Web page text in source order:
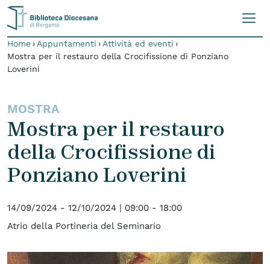
Skip to content
Home › Appuntamenti › Attività ed eventi ›
Mostra per il restauro della Crocifissione di Ponziano
Loverini
MOSTRA
Mostra per il restauro
della Crocifissione di
Ponziano Loverini
14/09/2024 - 12/10/2024 | 09:00 - 18:00
Atrio della Portineria del Seminario